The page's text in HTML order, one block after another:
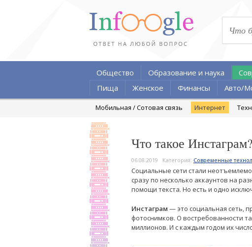
Общество Образование и наука
Пища
Женское Финансы Авто/
Мобильная / Сотовая связь Интернет
Что такое Инстаграм?
06.08.2019 Категория: Современные
Социальные сети стали
сразу по несколько аккаунтов на
помощи текста. Но есть и одно
Инстаграм — это социальная сеть,
фотоснимков. О востребованности
миллионов. И с каждым годом их